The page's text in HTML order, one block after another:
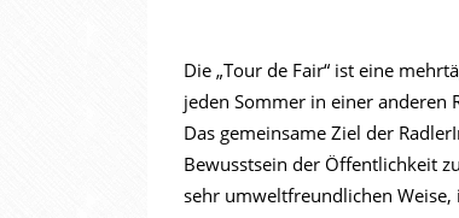
Die „Tour de Fair“ ist eine
jeden Sommer in einer anderen
Das gemeinsame Ziel der
Bewusstsein der Öffentlichkeit
sehr umweltfreundlichen Weise,